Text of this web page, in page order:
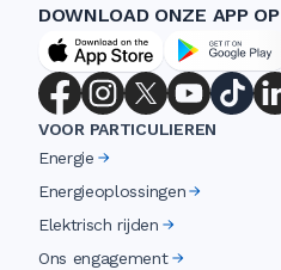
DOWNLOAD ONZE APP OP
VOOR PARTICULIEREN
Energie
Energieoplossingen
Elektrisch rijden
Ons engagement